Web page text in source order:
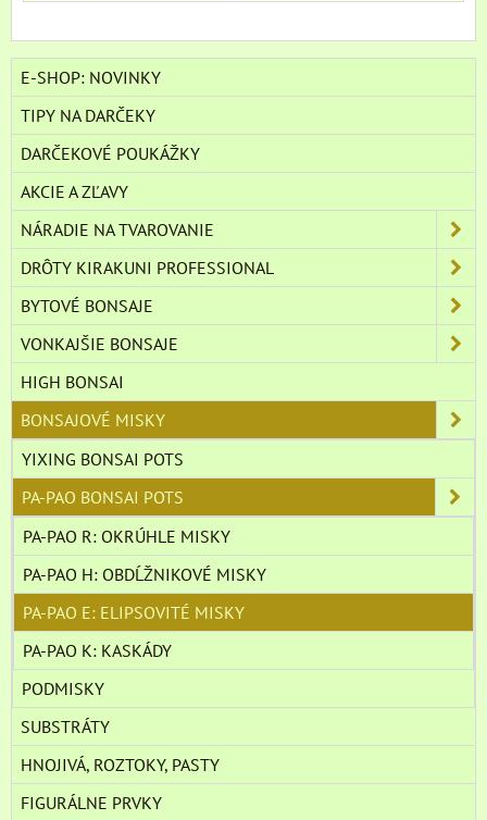
E-SHOP: NOVINKY
TIPY NA DARČEKY
DARČEKOVÉ POUKÁŽKY
AKCIE A ZĽAVY
NÁRADIE NA TVAROVANIE
DRÔTY KIRAKUNI PROFESSIONAL
BYTOVÉ BONSAJE
VONKAJŠIE BONSAJE
HIGH BONSAI
BONSAJOVÉ MISKY
YIXING BONSAI POTS
PA-PAO BONSAI POTS
PA-PAO R: OKRÚHLE MISKY
PA-PAO H: OBDĹŽNIKOVÉ MISKY
PA-PAO E: ELIPSOVITÉ MISKY
PA-PAO K: KASKÁDY
PODMISKY
SUBSTRÁTY
HNOJIVÁ, ROZTOKY, PASTY
FIGURÁLNE PRVKY